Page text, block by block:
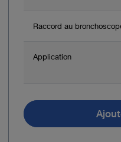
Raccord au
Application